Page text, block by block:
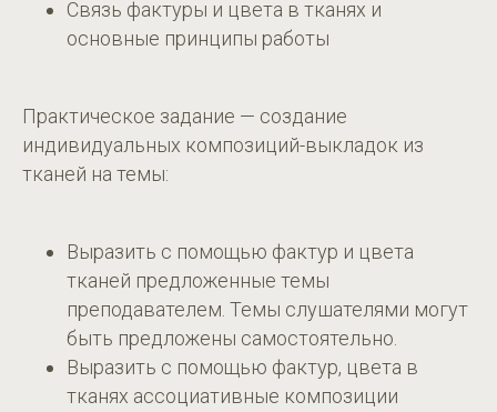
Связь фактуры и цвета в тканях и
основные принципы работы
Практическое задание — создание
индивидуальных композиций-выкладок из
тканей на темы:
Выразить с помощью фактур и цвета
тканей предложенные темы
преподавателем. Темы слушателями могут
быть предложены самостоятельно.
Выразить с помощью фактур, цвета в
тканях ассоциативные композиции